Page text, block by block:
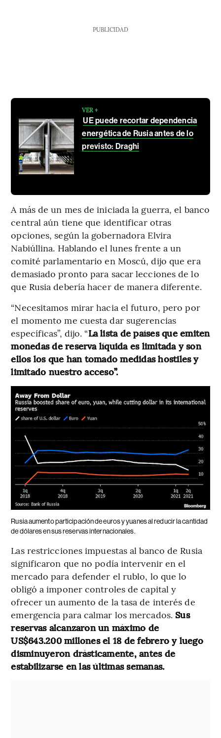
PUBLICIDAD
VER +
UE puede recortar dependencia
energética de Rusia antes de lo
previsto: Draghi
A más de un mes de iniciada la guerra, el banco
central aún tiene que identificar otras
opciones, según la gobernadora Elvira
Nabiúllina. Hablando el lunes frente a un
comité parlamentario en Moscú, dijo que era
demasiado pronto para sacar lecciones de lo
que Rusia debería hacer de manera diferente.
“Necesitamos mirar hacia el futuro, pero por
el momento me cuesta dar sugerencias
específicas”, dijo. “La lista de países que emiten
monedas de reserva líquida es limitada y son
ellos los que han tomado medidas hostiles y
limitado nuestro acceso”.
Rusia aumento participación de euros y yuanes al reducir la cantidad
de dólares en sus reservas internacionales.
Las restricciones impuestas al banco de Rusia
significaron que no podía intervenir en el
mercado para defender el rublo, lo que lo
obligó a imponer controles de capital y
ofrecer un aumento de la tasa de interés de
emergencia para calmar los mercados. Sus
reservas alcanzaron un máximo de
US$643.200 millones el 18 de febrero y luego
disminuyeron drásticamente, antes de
estabilizarse en las últimas semanas.